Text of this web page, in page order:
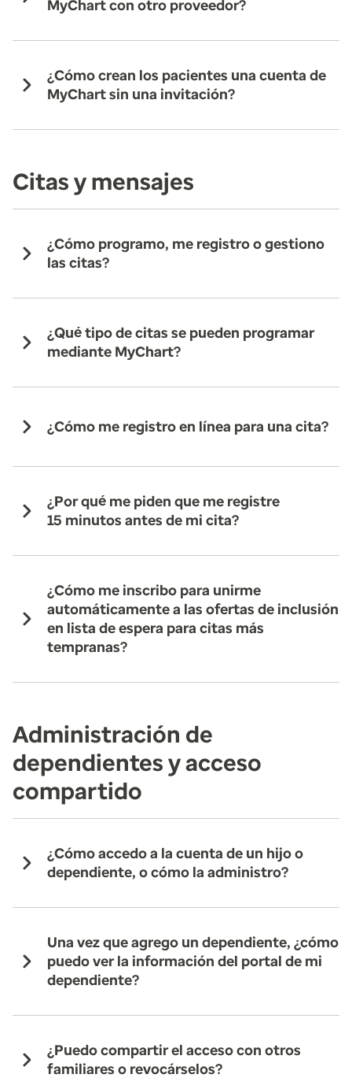
MyChart con otro proveedor?
¿Cómo crean los pacientes una cuenta de
MyChart sin una invitación?
Citas y mensajes
¿Cómo programo, me registro o gestiono
las citas?
¿Qué tipo de citas se pueden programar
mediante MyChart?
¿Cómo me registro en línea para una cita?
¿Por qué me piden que me registre
15 minutos antes de mi cita?
¿Cómo me inscribo para unirme
automáticamente a las ofertas de inclusión
en lista de espera para citas más
tempranas?
Administración de
dependientes y acceso
compartido
¿Cómo accedo a la cuenta de un hijo o
dependiente, o cómo la administro?
Una vez que agrego un dependiente, ¿cómo
puedo ver la información del portal de mi
dependiente?
¿Puedo compartir el acceso con otros
familiares o revocárselos?